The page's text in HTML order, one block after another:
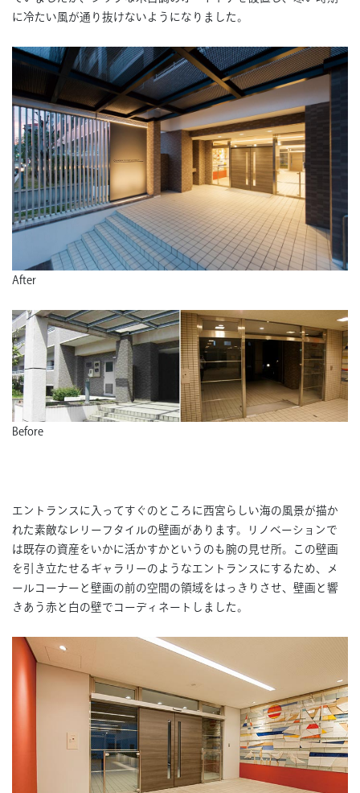
に冷たい風が通り抜けないようになりました。
After
Before
エントランスに入ってすぐのところに西宮らしい海の風景が描か
れた素敵なレリーフタイルの壁画があります。リノベーションで
は既存の資産をいかに活かすかというのも腕の見せ所。この壁画
を引き立たせるギャラリーのようなエントランスにするため、メ
ールコーナーと壁画の前の空間の領域をはっきりさせ、壁画と響
きあう赤と白の壁でコーディネートしました。